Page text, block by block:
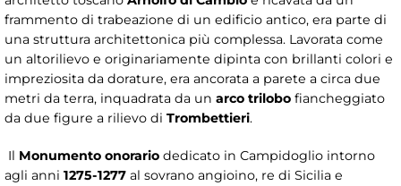
frammento di trabeazione di un edificio antico, era parte di
una struttura architettonica più complessa. Lavorata come
un altorilievo e originariamente dipinta con brillanti colori e
impreziosita da dorature, era ancorata a parete a circa due
metri da terra, inquadrata da un arco trilobo fiancheggiato
da due figure a rilievo di Trombettieri.
Il Monumento onorario dedicato in Campidoglio intorno
agli anni 1275-1277 al sovrano angioino, re di Sicilia e